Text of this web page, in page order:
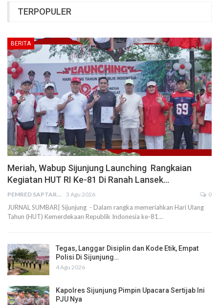
TERPOPULER
BERITA
Meriah, Wabup Sijunjung Launching Rangkaian
Kegiatan HUT RI Ke-81 Di Ranah Lansek…
PEMRED SAPTARIUS 3 Agu 2026 0
JURNAL SUMBAR| Sijunjung - Dalam rangka memeriahkan Hari Ulang
Tahun (HUT) Kemerdekaan Republik Indonesia ke-81…
Tegas, Langgar Disiplin dan Kode Etik, Empat
Polisi Di Sijunjung…
4 Agu 2026
Kapolres Sijunjung Pimpin Upacara Sertijab Ini
PJU Nya